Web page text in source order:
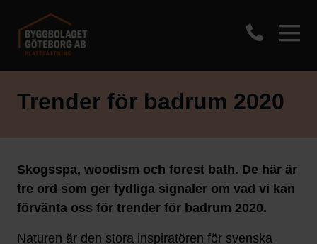
Trender för badrum 2020
Skogsspa, woodism och forest bath. De här är
tre ord som ger tydliga signaler om vad vi kan
förvänta oss för trender för badrum 2020.
Naturen är den stora inspiratören för svenska